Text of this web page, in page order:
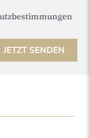
JETZT SENDEN